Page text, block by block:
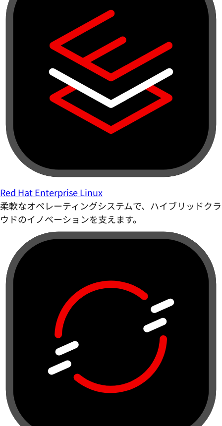
Red Hat Enterprise Linux
柔軟なオペレーティングシステムで、ハイブリッドクラ
ウドのイノベーションを支えます。